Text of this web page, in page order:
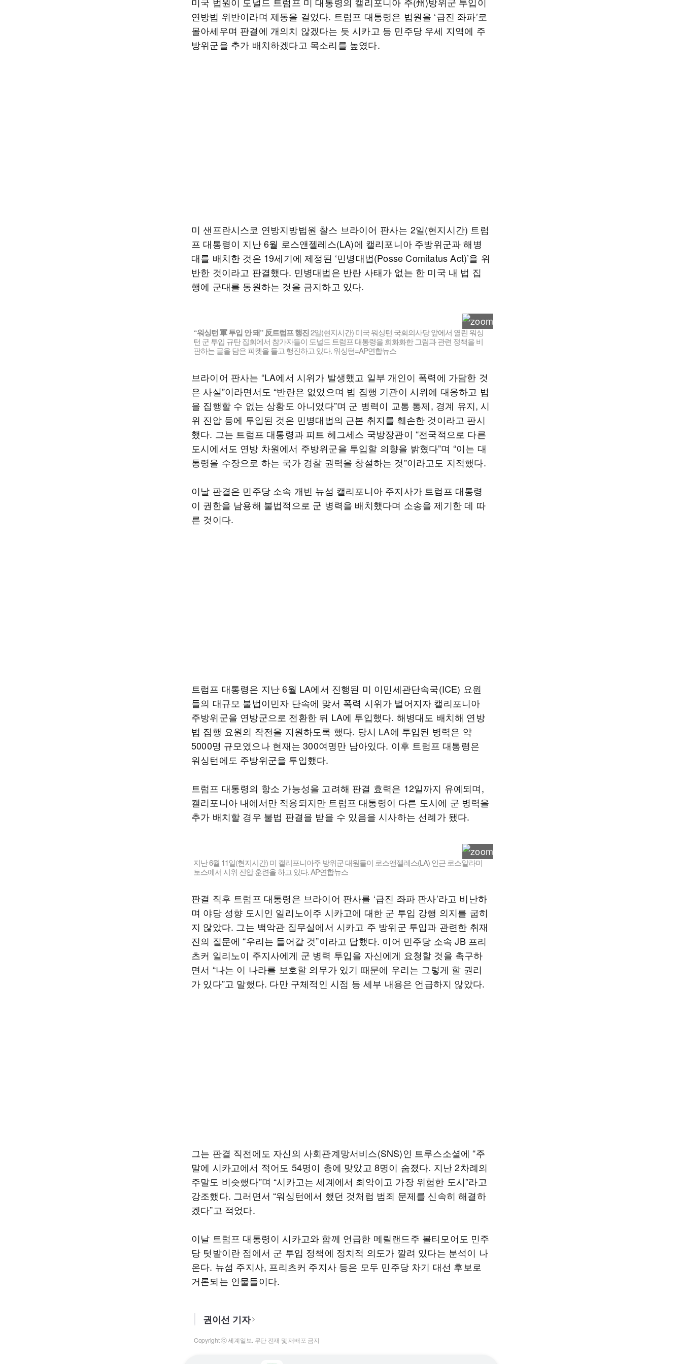
연방법 위반이라며 제동을 걸었다. 트럼프 대통령은 법원을 ‘급진 좌파’로
몰아세우며 판결에 개의치 않겠다는 듯 시카고 등 민주당 우세 지역에 주
방위군을 추가 배치하겠다고 목소리를 높였다.
미 샌프란시스코 연방지방법원 찰스 브라이어 판사는 2일(현지시간) 트럼
프 대통령이 지난 6월 로스앤젤레스(LA)에 캘리포니아 주방위군과 해병
대를 배치한 것은 19세기에 제정된 ‘민병대법(Posse Comitatus Act)’을 위
반한 것이라고 판결했다. 민병대법은 반란 사태가 없는 한 미국 내 법 집
행에 군대를 동원하는 것을 금지하고 있다.
“워싱턴 軍 투입 안 돼” 反트럼프 행진2일(현지시간) 미국 워싱턴 국회의사당 앞에서 열린 워싱
턴 군 투입 규탄 집회에서 참가자들이 도널드 트럼프 대통령을 희화화한 그림과 관련 정책을 비
판하는 글을 담은 피켓을 들고 행진하고 있다. 워싱턴=AP연합뉴스
브라이어 판사는 “LA에서 시위가 발생했고 일부 개인이 폭력에 가담한 것
은 사실”이라면서도 “반란은 없었으며 법 집행 기관이 시위에 대응하고 법
을 집행할 수 없는 상황도 아니었다”며 군 병력이 교통 통제, 경계 유지, 시
위 진압 등에 투입된 것은 민병대법의 근본 취지를 훼손한 것이라고 판시
했다. 그는 트럼프 대통령과 피트 헤그세스 국방장관이 “전국적으로 다른
도시에서도 연방 차원에서 주방위군을 투입할 의향을 밝혔다”며 “이는 대
통령을 수장으로 하는 국가 경찰 권력을 창설하는 것”이라고도 지적했다.
이날 판결은 민주당 소속 개빈 뉴섬 캘리포니아 주지사가 트럼프 대통령
이 권한을 남용해 불법적으로 군 병력을 배치했다며 소송을 제기한 데 따
른 것이다.
트럼프 대통령은 지난 6월 LA에서 진행된 미 이민세관단속국(ICE) 요원
들의 대규모 불법이민자 단속에 맞서 폭력 시위가 벌어지자 캘리포니아
주방위군을 연방군으로 전환한 뒤 LA에 투입했다. 해병대도 배치해 연방
법 집행 요원의 작전을 지원하도록 했다. 당시 LA에 투입된 병력은 약
5000명 규모였으나 현재는 300여명만 남아있다. 이후 트럼프 대통령은
워싱턴에도 주방위군을 투입했다.
트럼프 대통령의 항소 가능성을 고려해 판결 효력은 12일까지 유예되며,
캘리포니아 내에서만 적용되지만 트럼프 대통령이 다른 도시에 군 병력을
추가 배치할 경우 불법 판결을 받을 수 있음을 시사하는 선례가 됐다.
지난 6월 11일(현지시간) 미 캘리포니아주 방위군 대원들이 로스앤젤레스(LA) 인근 로스알라미
토스에서 시위 진압 훈련을 하고 있다. AP연합뉴스
판결 직후 트럼프 대통령은 브라이어 판사를 ‘급진 좌파 판사’라고 비난하
며 야당 성향 도시인 일리노이주 시카고에 대한 군 투입 강행 의지를 굽히
지 않았다. 그는 백악관 집무실에서 시카고 주 방위군 투입과 관련한 취재
진의 질문에 “우리는 들어갈 것”이라고 답했다. 이어 민주당 소속 JB 프리
츠커 일리노이 주지사에게 군 병력 투입을 자신에게 요청할 것을 촉구하
면서 “나는 이 나라를 보호할 의무가 있기 때문에 우리는 그렇게 할 권리
가 있다”고 말했다. 다만 구체적인 시점 등 세부 내용은 언급하지 않았다.
그는 판결 직전에도 자신의 사회관계망서비스(SNS)인 트루스소셜에 “주
말에 시카고에서 적어도 54명이 총에 맞았고 8명이 숨졌다. 지난 2차례의
주말도 비슷했다”며 “시카고는 세계에서 최악이고 가장 위험한 도시”라고
강조했다. 그러면서 “워싱턴에서 했던 것처럼 범죄 문제를 신속히 해결하
겠다”고 적었다.
이날 트럼프 대통령이 시카고와 함께 언급한 메릴랜드주 볼티모어도 민주
당 텃밭이란 점에서 군 투입 정책에 정치적 의도가 깔려 있다는 분석이 나
온다. 뉴섬 주지사, 프리츠커 주지사 등은 모두 민주당 차기 대선 후보로
거론되는 인물들이다.
권이선 기자
Copyright ⓒ 세계일보. 무단 전재 및 재배포 금지